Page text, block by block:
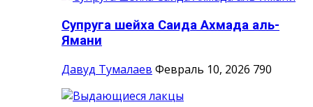
Супруга шейха Саида Ахмада аль-
Ямани
Давуд Тумалаев Февраль 10, 2026 790